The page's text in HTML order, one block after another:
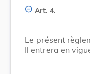
Art. 4.
Le présent
Il entrera en